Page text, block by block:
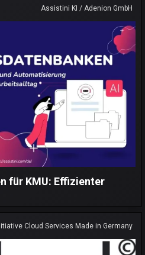
Assistini KI / Adenion GmbH
für KMU: Effizienter
Cloud Services Made in Germany